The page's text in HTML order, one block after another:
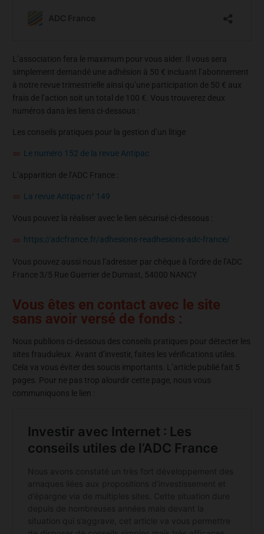
L’association fera le maximum pour vous aider. Il vous sera
simplement demandé une adhésion à 50 € incluant l’abonnement
à notre revue trimestrielle ainsi qu’une participation de 50 € aux
frais de l’action soit un total de 100 €. Vous trouverez deux
numéros dans les liens ci-dessous :
Les conseils pratiques pour la gestion d’un litige
Le numéro 152 de la revue Antipac
L’apparition de l’ADC France :
La revue Antipac n° 149
Vous pouvez la réaliser avec le lien sécurisé ci-dessous :
https://adcfrance.fr/adhesions-readhesions-adc-france/
Vous pouvez aussi nous l’adresser par chèque à l’ordre de l’ADC
France 3/5 Rue Guerrier de Dumast, 54000 NANCY
Vous êtes en contact avec le site
sans avoir versé de fonds :
Nous publions ci-dessous des conseils pratiques pour détecter les
sites frauduleux. Avant d’investir, faites les vérifications utiles.
Cela va vous éviter des soucis importants. L’article publié fait 5
pages. Pour ne pas trop alourdir cette page, nous vous
communiquons le lien :